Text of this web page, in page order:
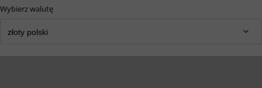
Wybierz walutę